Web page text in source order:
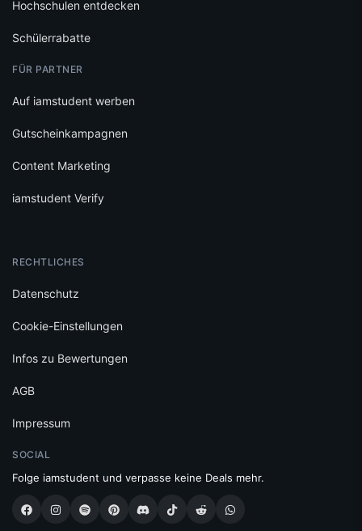
Hochschulen entdecken
Schülerrabatte
FÜR PARTNER
Auf iamstudent werben
Gutscheinkampagnen
Content Marketing
iamstudent Verify
RECHTLICHES
Datenschutz
Cookie-Einstellungen
Infos zu Bewertungen
AGB
Impressum
SOCIAL
Folge iamstudent und verpasse keine Deals mehr.